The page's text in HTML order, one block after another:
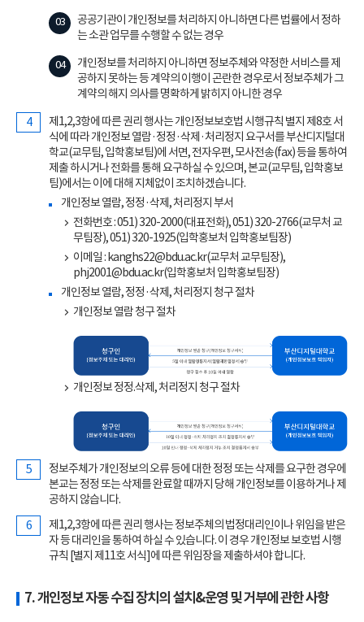
공공기관이 개인정보를 처리하지 아니하면 다른 법률에서 정하
는 소관 업무를 수행할 수 없는 경우
개인정보를 처리하지 아니하면 정보주체와 약정한 서비스를 제
공하지 못하는 등 계약의 이행이 곤란한 경우로서 정보주체가 그
계약의 해지 의사를 명확하게 밝히지 아니한 경우
제1,2,3항에 따른 권리 행사는 개인정보보호법 시행규칙 별지 제8호 서
식에 따라 개인정보 열람·정정·삭제·처리정지 요구서를 부산디지털대
학교(교무팀, 입학홍보팀)에 서면, 전자우편, 모사전송(fax) 등을 통하여
제출 하시거나 전화를 통해 요구하실 수 있으며, 본교(교무팀, 입학홍보
팀)에서는 이에 대해 지체없이 조치하겠습니다.
개인정보 열람, 정정·삭제, 처리정지 부서
전화번호 : 051) 320-2000(대표전화), 051) 320-2766(교무처 교
무팀장), 051) 320-1925(입학홍보처 입학홍보팀장)
이메일 : kanghs22@bdu.ac.kr(교무처 교무팀장),
phj2001@bdu.ac.kr(입학홍보처 입학홍보팀장)
개인정보 열람, 정정·삭제, 처리정지 청구 절차
개인정보 열람 청구 절차
개인정보 정정.삭제, 처리정지 청구 절차
정보주체가 개인정보의 오류 등에 대한 정정 또는 삭제를 요구한 경우에
본교는 정정 또는 삭제를 완료할 때까지 당해 개인정보를 이용하거나 제
공하지 않습니다.
제1,2,3항에 따른 권리 행사는 정보주체의 법정대리인이나 위임을 받은
자 등 대리인을 통하여 하실 수 있습니다. 이 경우 개인정보 보호법 시행
규칙 [별지 제11호 서식]에 따른 위임장을 제출하셔야 합니다.
7. 개인정보 자동 수집 장치의 설치&운영 및 거부에 관한 사항